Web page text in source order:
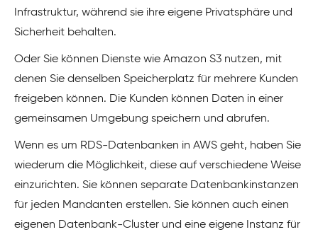
Infrastruktur, während sie ihre eigene Privatsphäre und
Sicherheit behalten.
Oder Sie können Dienste wie Amazon S3 nutzen, mit
denen Sie denselben Speicherplatz für mehrere Kunden
freigeben können. Die Kunden können Daten in einer
gemeinsamen Umgebung speichern und abrufen.
Wenn es um RDS-Datenbanken in AWS geht, haben Sie
wiederum die Möglichkeit, diese auf verschiedene Weise
einzurichten. Sie können separate Datenbankinstanzen
für jeden Mandanten erstellen. Sie können auch einen
eigenen Datenbank-Cluster und eine eigene Instanz für